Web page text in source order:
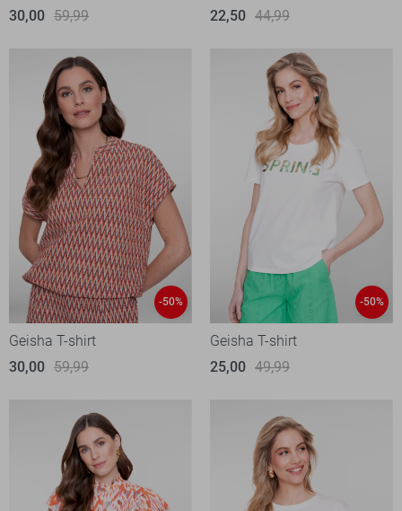
30,00 59,99
22,50 44,99
-50%
Geisha T-shirt
30,00 59,99
-50%
Geisha T-shirt
25,00 49,99